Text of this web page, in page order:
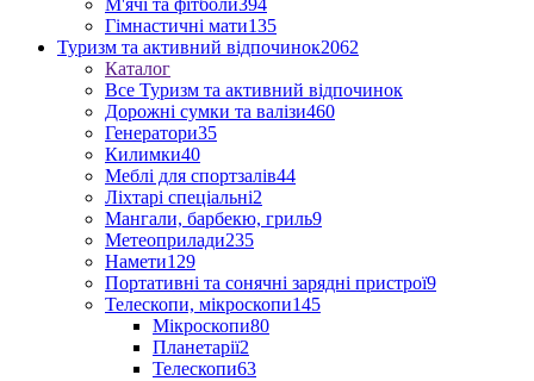
М'ячі та фітболи394
Гімнастичні мати135
Туризм та активний відпочинок2062
Каталог
Все Туризм та активний відпочинок
Дорожні сумки та валізи460
Генератори35
Килимки40
Меблі для спортзалів44
Ліхтарі спеціальні2
Мангали, барбекю, гриль9
Метеоприлади235
Намети129
Портативні та сонячні зарядні пристрої9
Телескопи, мікроскопи145
Мікроскопи80
Планетарії2
Телескопи63